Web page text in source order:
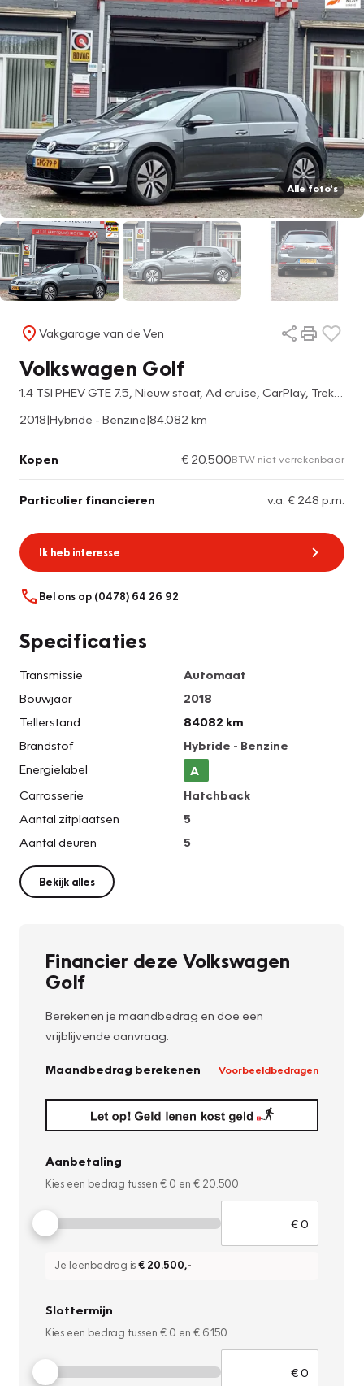
Alle foto's
Vakgarage van de Ven
Volkswagen Golf
2018|Hybride - Benzine|84.082 km
Kopen € 20.500BTW niet verrekenbaar
Particulier financieren v.a. € 248 p.m.
Ik heb interesse
Bel ons op (0478) 64 26 92
Specificaties
Transmissie
Automaat
Bouwjaar
2018
Tellerstand
84082 km
Brandstof
Hybride - Benzine
Energielabel
A
Carrosserie
Hatchback
Aantal zitplaatsen
5
Aantal deuren
5
Bekijk alles
Financier deze Volkswagen
Golf
Berekenen je maandbedrag en doe een
vrijblijvende aanvraag.
Maandbedrag berekenen Voorbeeldbedragen
Aanbetaling
Kies een bedrag tussen € 0 en € 20.500
Je leenbedrag is€ 20.500,-
Slottermijn
Kies een bedrag tussen € 0 en € 6.150